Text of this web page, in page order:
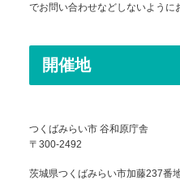
でお問い合わせなどしないように
開催地
つくばみらい市 谷和原庁舎
〒300-2492
茨城県つくばみらい市加藤237番